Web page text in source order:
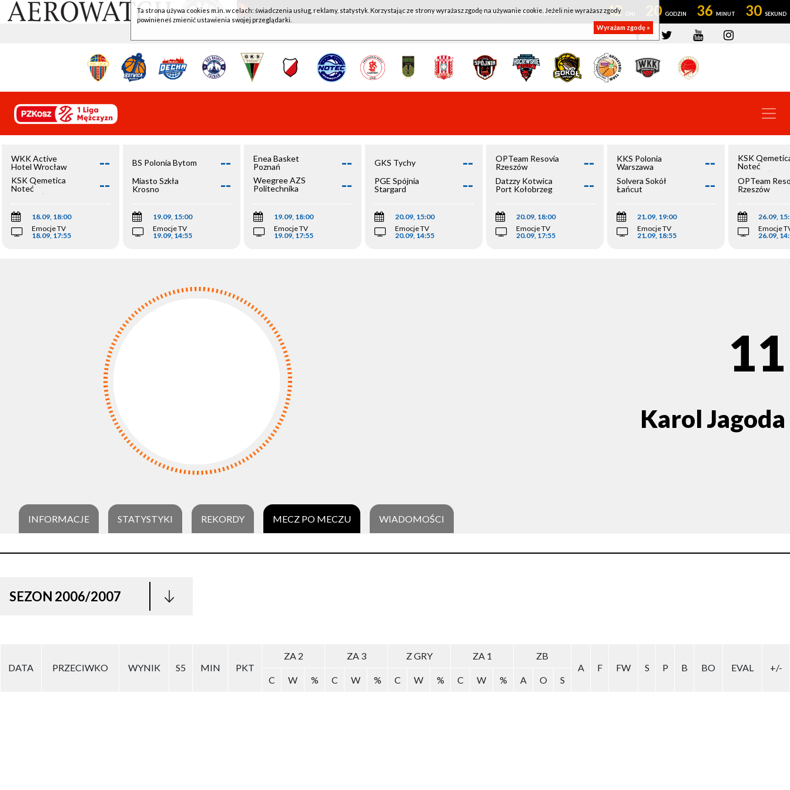
WKK ACTIVE HOTEL WROCŁAW - KSK QEMETICA NOTEĆ INOWROCŁAW 42 20 36 30
WKK Active
Hotel Wrocław
--
KSK Qemetica
Noteć
Inowrocław
--
18.09, 18:00
Emocje TV
18.09, 17:55
BS Polonia Bytom --
Miasto Szkła
Krosno
--
19.09, 15:00
Emocje TV
19.09, 14:55
Enea Basket
Poznań
--
Weegree AZS
Politechnika
--
19.09, 18:00
Emocje TV
19.09, 17:55
GKS Tychy --
PGE Spójnia
Stargard
--
20.09, 15:00
Emocje TV
20.09, 14:55
OPTeam Resovia
Rzeszów
--
Datzzy Kotwica
Port Kołobrzeg
--
20.09, 18:00
Emocje TV
20.09, 17:55
KKS Polonia
Warszawa
--
Solvera Sokół
Łańcut
--
21.09, 19:00
Emocje TV
21.09, 18:55
KSK
Noteć
Inowrocław
OPTeam
Rzeszów
26.09,
Emocje
26.09,
11
Karol Jagoda
INFORMACJE STATYSTYKI REKORDY MECZ PO MECZU WIADOMOŚCI
SEZON 2006/2007
DATA PRZECIWKO WYNIK S5 MIN PKT
ZA 2 ZA 3 Z GRY ZA 1
ZB
A
F FW S P B BO EVAL
+/-
C
W % C W % C W % C W % A O S
Ta strona używa cookies m.in. w celach: świadczenia usług, reklamy, statystyk. Korzystając ze strony wyrażasz zgodę na używanie cookie. Jeżeli nie wyrażasz zgody
powinieneś zmienić ustawienia swojej przeglądarki.
Wyrażam zgodę »